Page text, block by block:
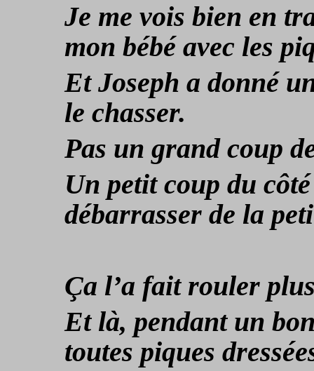
Je me vois bien en
mon bébé avec les
Et Joseph a donné
le chasser.
Pas un grand coup
Un petit coup du
débarrasser de la
Ça l’a fait rouler
Et là, pendant un
toutes piques